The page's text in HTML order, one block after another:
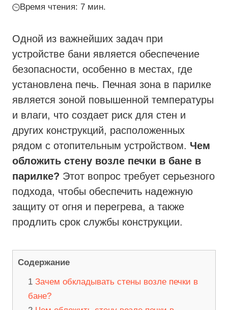
Время чтения: 7 мин.
Одной из важнейших задач при
устройстве бани является обеспечение
безопасности, особенно в местах, где
установлена печь. Печная зона в парилке
является зоной повышенной температуры
и влаги, что создает риск для стен и
других конструкций, расположенных
рядом с отопительным устройством. Чем
обложить стену возле печки в бане в
парилке? Этот вопрос требует серьезного
подхода, чтобы обеспечить надежную
защиту от огня и перегрева, а также
продлить срок службы конструкции.
Содержание
Зачем обкладывать стены возле печки в
бане?